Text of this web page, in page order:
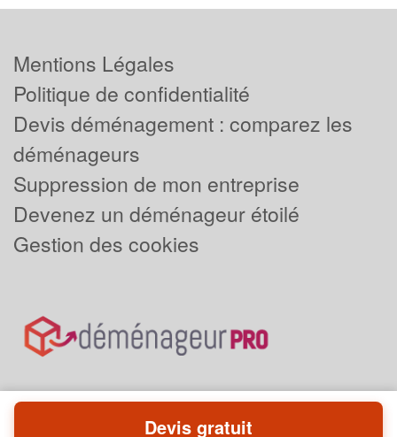
Mentions Légales
Politique de confidentialité
Devis déménagement : comparez les
déménageurs
Suppression de mon entreprise
Devenez un déménageur étoilé
Gestion des cookies
Devis gratuit